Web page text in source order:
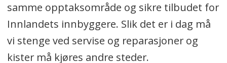
samme opptaksområde og sikre tilbudet for
Innlandets innbyggere. Slik det er i dag må
vi stenge ved servise og reparasjoner og
kister må kjøres andre steder.